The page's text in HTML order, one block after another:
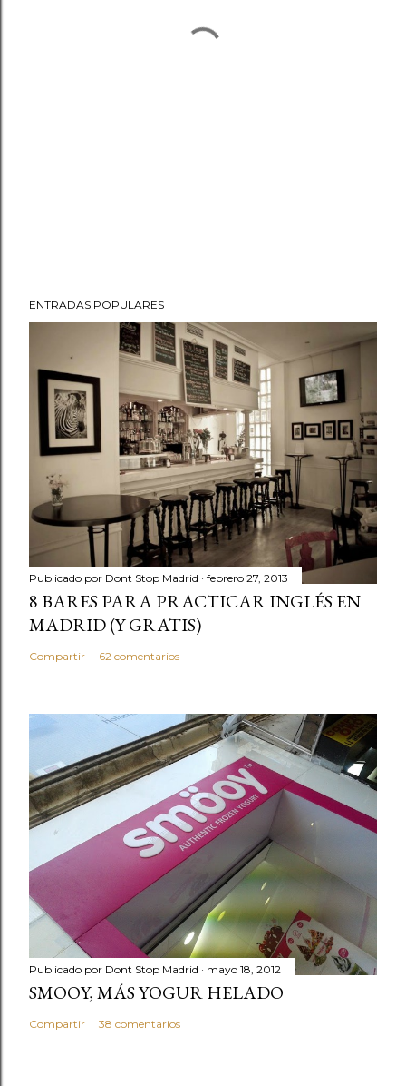
ENTRADAS POPULARES
Publicado por Dont Stop Madrid febrero 27, 2013
8 BARES PARA PRACTICAR INGLÉS EN
MADRID (Y GRATIS)
Compartir 62 comentarios
Publicado por Dont Stop Madrid mayo 18, 2012
SMOOY, MÁS YOGUR HELADO
Compartir 38 comentarios